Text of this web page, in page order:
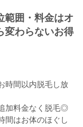
範囲・料金はオ
変わらないお得
時間以内脱毛し放
加料金なく脱毛◎
間はお体のほぐし